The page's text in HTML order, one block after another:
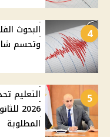
4
البحوث
وتحسم
5
التعليم
2026
المطلوبة